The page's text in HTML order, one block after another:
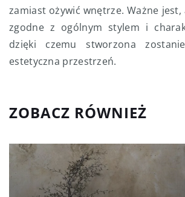
zamiast ożywić wnętrze. Ważne jest,
zgodne z ogólnym stylem i
dzięki czemu stworzona
estetyczna przestrzeń.
ZOBACZ RÓWNIEŻ